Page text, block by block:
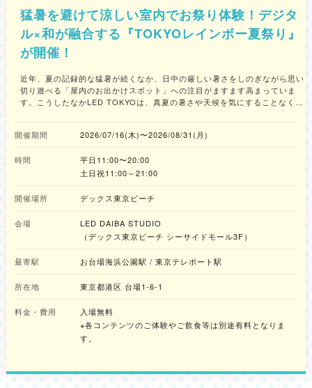
猛暑を避けて涼しい室内でお祭り体験！デジタ
ル×和が融合する『TOKYOレインボー夏祭り』
が開催！
近年、夏の記録的な猛暑が続くなか、日中の厳しい暑さをしのぎながら思い
切り遊べる「屋内のお出かけスポット」への注目がますます高まっていま
す。こうしたなかLED TOKYOは、真夏の暑さや天候を気にすることなく、
しさと、現代のテクノロジーが融合した、魅力的な「屋内型お祭りスポッ
ビジョンが映し出す大迫力のデジタル花火をはじめ、多彩な演出を取り入れ
た輪投げ、射的などの屋台や、プレイヤーの動きと連動する体感型ゲームな
夏休みに涼しく快適に遊べる場所を探しているファミリー層をはじめ、フォ
祭り文化」をアートとして体験したい海外からの来場者まで、年齢や国籍を
問わず、誰もが日常を忘れて心躍る特別なひとときを過ごせます。リアルと
デジタルが融合した新感覚の体験を楽しみに、会場へ足を運んでみてはいか
がでしょうか。 ■「TOKYOレインボー夏祭り」コンテンツ紹介 ①巨大LED
が彩る、エモくて涼しい“デジタル和空間” 会場内には、やぐらや提灯といっ
が連動した、新感覚の没入型空間が広がります。屋内でありながら、大迫力
しい映像が会場全体を鮮やかに彩ります。どこを切り取ってもSNS映えバツ
グン！お気に入りのお出かけコーデで、フォトジェニックな夏の思い出を残
す。さらに、テレビなどの豪華景品が狙える「ガラポン抽選会」など、ハラ
開催期間 2026/07/16(木)〜2026/08/31(月)
時間
平日11:00〜20:00
土日祝11:00～21:00
開催場所 デックス東京ビーチ
会場
LED DAIBA STUDIO
（デックス東京ビーチ シーサイドモール3F）
最寄駅 お台場海浜公園駅 / 東京テレポート駅
所在地 東京都港区 台場1-6-1
料金・費用
入場無料
※各コンテンツのご体験やご飲食等は別途有料となりま
す。